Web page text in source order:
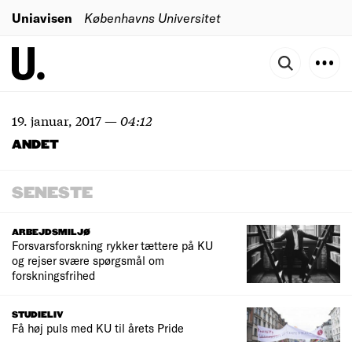
Uniavisen Københavns Universitet
19. januar, 2017—04:12
ANDET
SENESTE
ARBEJDSMILJØ
Forsvarsforskning rykker tættere på KU
og rejser svære spørgsmål om
forskningsfrihed
STUDIELIV
Få høj puls med KU til årets Pride